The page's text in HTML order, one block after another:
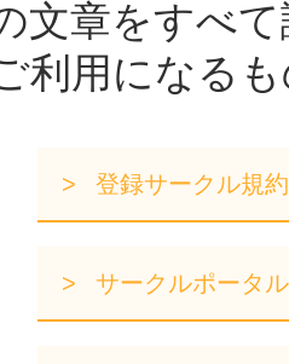
文章をすべ
利用になる
登録サークル規約
サークルポータ